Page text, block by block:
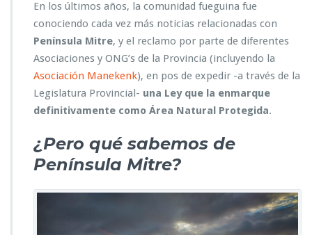
En los últimos años, la comunidad fueguina fue
conociendo cada vez más noticias relacionadas con
Península Mitre, y el reclamo por parte de diferentes
Asociaciones y ONG’s de la Provincia (incluyendo la
Asociación Manekenk), en pos de expedir -a través de la
Legislatura Provincial- una Ley que la enmarque
definitivamente como Área Natural Protegida.
¿Pero qué sabemos de
Península Mitre?